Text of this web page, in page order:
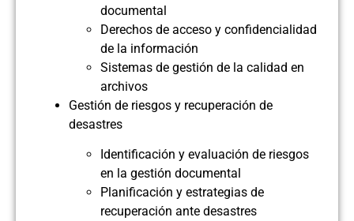
documental
Derechos de acceso y confidencialidad
de la información
Sistemas de gestión de la calidad en
archivos
Gestión de riesgos y recuperación de
desastres
Identificación y evaluación de riesgos
en la gestión documental
Planificación y estrategias de
recuperación ante desastres